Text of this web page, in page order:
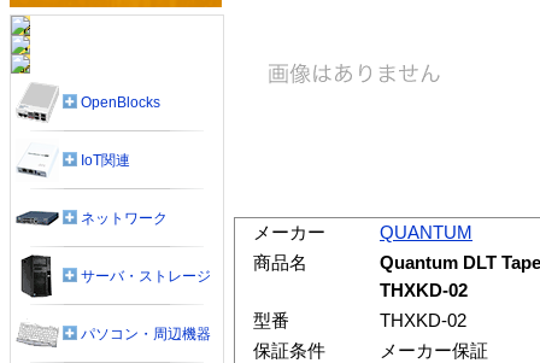
メーカー
QUANTUM
商品名
Quantum DLT
THXKD-02
型番
THXKD-02
保証条件
メーカー保証
OpenBlocks
IoT関連
ネットワーク
サーバ・ストレージ
パソコン・周辺機器